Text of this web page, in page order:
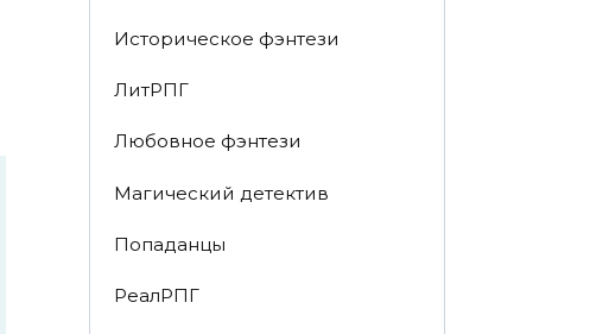
Историческое фэнтези
ЛитРПГ
Любовное фэнтези
Магический детектив
Попаданцы
РеалРПГ